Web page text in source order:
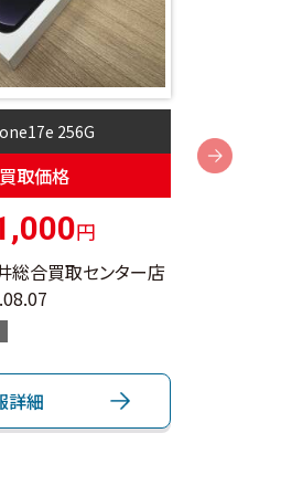
256G
買取価格
円
総合買取センター店
詳細
Next